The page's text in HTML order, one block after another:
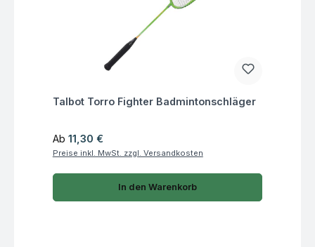
Fragen zum Artikel
Talbot Torro Fighter Badmintonschläger
Regulärer Preis:
Ab 11,30 €
Preise inkl. MwSt. zzgl. Versandkosten
In den Warenkorb